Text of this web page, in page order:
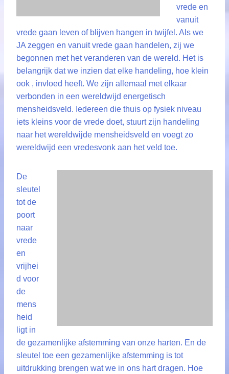
vrede en
vanuit
vrede gaan leven of blijven hangen in twijfel. Als we
JA zeggen en vanuit vrede gaan handelen, zij we
begonnen met het veranderen van de wereld. Het is
belangrijk dat we inzien dat elke handeling, hoe klein
ook , invloed heeft. We zijn allemaal met elkaar
verbonden in een wereldwijd energetisch
mensheidsveld. Iedereen die thuis op fysiek niveau
iets kleins voor de vrede doet, stuurt zijn handeling
naar het wereldwijde mensheidsveld en voegt zo
wereldwijd een vredesvonk aan het veld toe.
De
sleutel
tot de
poort
naar
vrede
en
vrijhei
d voor
de
mens
heid
ligt in
de gezamenlijke afstemming van onze harten. En de
sleutel toe een gezamenlijke afstemming is tot
uitdrukking brengen wat we in ons hart dragen. Hoe